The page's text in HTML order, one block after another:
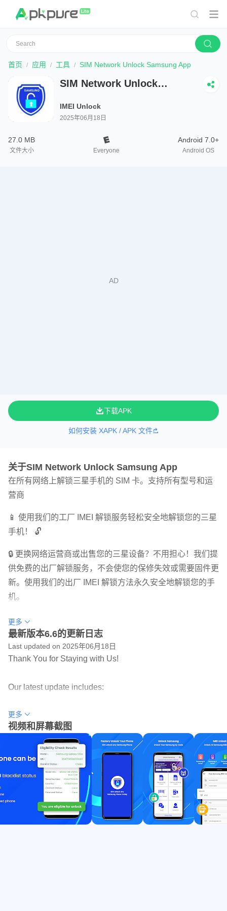
首页 应用 工具 SIM Network Unlock Samsung App
SIM Network Unlock
IMEI Unlock
2025年06月18日
27.0 MB
文件大小 Everyone
Android 7.0+
Android OS
下载APK
如何安装 XAPK / APK 文件
关于SIM Network Unlock Samsung App
在所有网络上解锁三星手机的 SIM 卡。支持所有型号和运
营商
📱 使用我们的工厂 IMEI 解锁服务轻松安全地解锁您的三星
手机！ 🔓
🔒 更换网络运营商或出售您的三星设备？不用担心！我们提
供免费的出厂解锁服务，不会使您的保修失效或需要固件更
新。使用我们的出厂 IMEI 解锁方法永久安全地解锁您的手
机。
💥 我们为 IMEI 工厂解锁提供三种定价模式：
1️⃣ 免费手机解锁码：如果您的三星手机被锁定到网络并且
超出合同，我们免费提供此服务。只需在我们的订单页面上
锁码。插入来自其他网络的 SIM 卡，输入代码，然后在全
2️⃣ 高级解锁码：如果您的三星手机处于“合同中”或具有任何
其他 IMEI 状态，请选择我们的高级服务。我们会在几个小
时内计算出代码并将其发送到您的电子邮件中。此服务适用
于全球所有 GSM 网络。只需插入来自其他网络的 SIM 卡，
输入解锁码，即可轻松解锁您的三星手机！
3️⃣ 设备解锁应用程序：如果您的设备已锁定到 T-Mobile 或
MetroPCS，则可能需要“解锁代码”或“设备解锁应用程序”。
更多
最新版本6.6的更新日志
Last updated on 2025年06月18日
Thank You for Staying with Us!
Our latest update includes:
Instant Network Unlock Eligibility Check – Quick and easy!
Free Samsung SIM Unlock – Limited time offer!
Unlock Samsung Devices in Seconds – Fast and hassle-
free.
Free Blacklist Status Checker – Check your device status
We value your feedback – share your thoughts with us!
更多
视频和屏幕截图